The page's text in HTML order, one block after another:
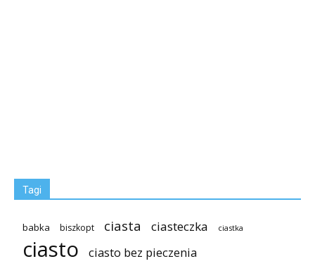
Tagi
babka biszkopt ciasta ciasteczka ciastka
ciasto ciasto bez pieczenia